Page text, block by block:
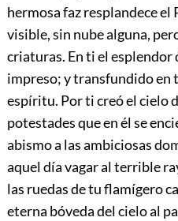
hermosa faz resplandece
visible, sin nube alguna,
criaturas. En ti el esplendor
impreso; y transfundido en
espíritu. Por ti creó el cielo
potestades que en él se
abismo a las ambiciosas
aquel día vagar al terrible
las ruedas de tu flamígero
eterna bóveda del cielo al